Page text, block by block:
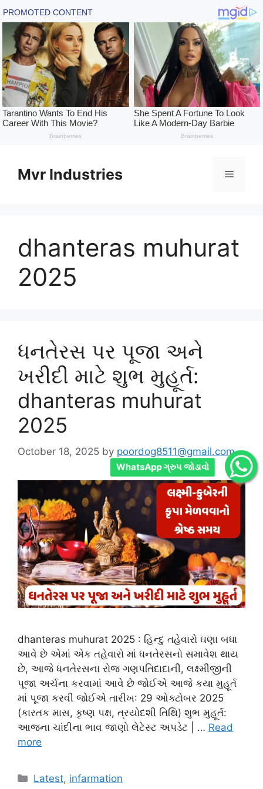
WhatsApp ગ્રુપ જોડાવો
contentMvr Industries Menu
dhanteras muhurat
2025
ધનતેરસ પર પૂજા અને
ખરીદી માટે શુભ મુહૂર્ત:
dhanteras muhurat
2025
October 18, 2025 by poordog8511@gmail.com
dhanteras muhurat 2025 : હિન્દુ તહેવારો ઘણા બધા
આવે છે એમાં એક તહેવારો માં ધનતેરસનો સમાવેશ થાય
છે, આજે ધનતેરસના રોજ ગણપતિદાદાની, લક્ષ્મીજીની
પૂજા અર્ચના કરવામાં આવે છે જોઈએ આજે કયા મુહૂર્ત
માં પૂજા કરવી જોઈએ તારીખ: 29 ઓક્ટોબર 2025
(કારતક માસ, કૃષ્ણ પક્ષ, ત્રયોદશી તિથિ) શુભ મુહૂર્ત:
આજના ચાંદીના ભાવ જાણો લેટેસ્ટ અપડેટ | … Read
more
Categories
Latest, infarmation